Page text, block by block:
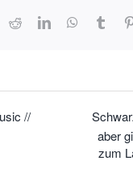
RedditLinkedInWhatsApp
//
aber
zum